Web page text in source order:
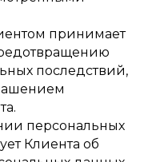
принимает
последствий,
персональных
Клиента об